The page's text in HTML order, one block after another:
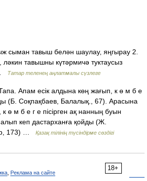
сыман тавыш белән шаулау, яңгырау 2.
тавышны күтәрмичә туктаусыз
Татар теленең аңлатмалы сүзлеге
Апам есік алдына көң жағып, к ө м б е
(Б. Соқпақбаев, Балалық., 67). Арасына
ө м б е г е пісірген ақ нанның буын
кеп дастарханға қойды (Ж.
173) …
Қазақ тілінің түсіндірме сөздігі
18+
Реклама на сайте